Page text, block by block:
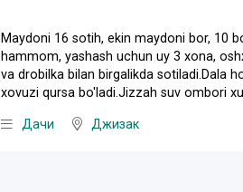
Maydoni 16 sotih, ekin maydoni bor, 10
hammom, yashash uchun uy 3 xona,
va drobilka bilan birgalikda sotiladi.Dala
xovuzi qursa bo'ladi.Jizzah suv ombori
Дачи Джизак